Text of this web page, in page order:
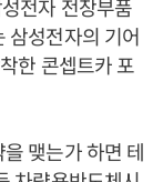
전자 전장부품
삼성전자의 기어
한 콘셉트카 포
맺는가 하면 테